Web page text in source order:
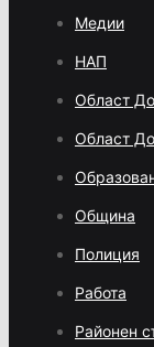
Медии
НАП
Област
Област
Община
Полиция
Работа
Районен